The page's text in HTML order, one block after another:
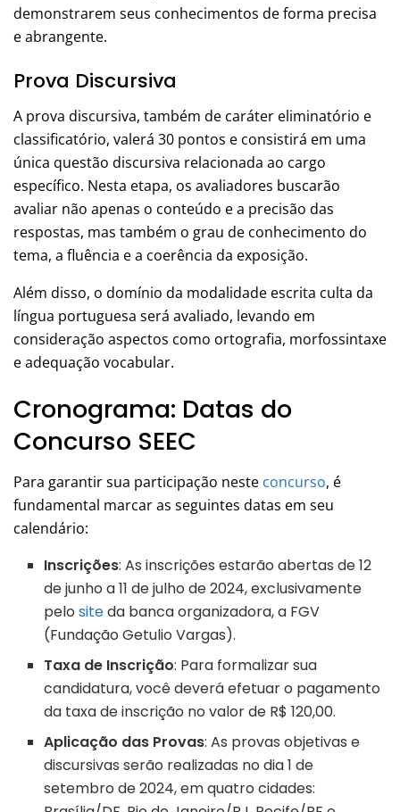
demonstrarem seus conhecimentos de forma precisa
e abrangente.
Prova Discursiva
A prova discursiva, também de caráter eliminatório e
classificatório, valerá 30 pontos e consistirá em uma
única questão discursiva relacionada ao cargo
específico. Nesta etapa, os avaliadores buscarão
avaliar não apenas o conteúdo e a precisão das
respostas, mas também o grau de conhecimento do
tema, a fluência e a coerência da exposição.
Além disso, o domínio da modalidade escrita culta da
língua portuguesa será avaliado, levando em
consideração aspectos como ortografia, morfossintaxe
e adequação vocabular.
Cronograma: Datas do
Concurso SEEC
Para garantir sua participação neste concurso, é
fundamental marcar as seguintes datas em seu
calendário:
Inscrições: As inscrições estarão abertas de 12
de junho a 11 de julho de 2024, exclusivamente
pelositeda banca organizadora, a FGV
(Fundação Getulio Vargas).
Taxa de Inscrição: Para formalizar sua
candidatura, você deverá efetuar o pagamento
da taxa de inscrição no valor de R$ 120,00.
Aplicação das Provas: As provas objetivas e
discursivas serão realizadas no dia 1 de
setembro de 2024, em quatro cidades: